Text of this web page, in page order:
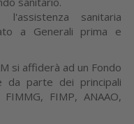
sanitaria
a Generali prima e
si affiderà ad un Fondo
da parte dei principali
FIMP, ANAAO,